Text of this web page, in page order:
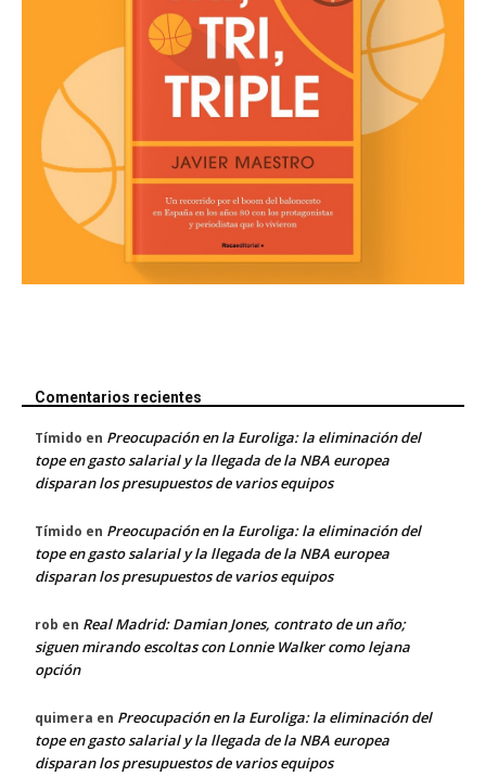
Comentarios recientes
Tímido en Preocupación en la Euroliga: la eliminación del
tope en gasto salarial y la llegada de la NBA europea
disparan los presupuestos de varios equipos
Tímido en Preocupación en la Euroliga: la eliminación del
tope en gasto salarial y la llegada de la NBA europea
disparan los presupuestos de varios equipos
rob en Real Madrid: Damian Jones, contrato de un año;
siguen mirando escoltas con Lonnie Walker como lejana
opción
quimera en Preocupación en la Euroliga: la eliminación del
tope en gasto salarial y la llegada de la NBA europea
disparan los presupuestos de varios equipos